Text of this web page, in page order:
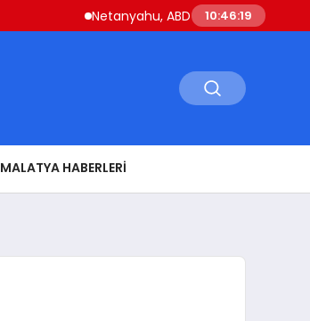
Netanyahu, ABD Savunma Bakanı
10:46:20
MALATYA HABERLERI